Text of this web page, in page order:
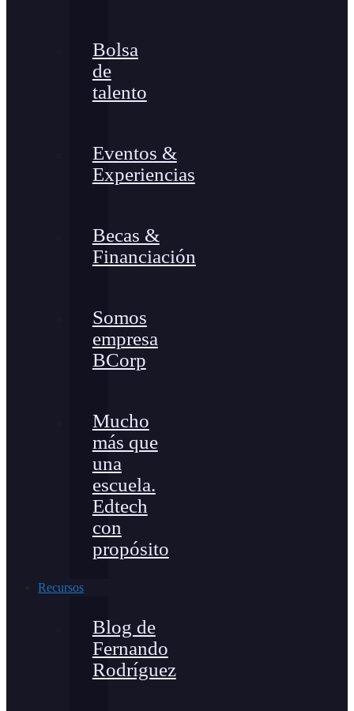
Bolsa
de
talento
Eventos &
Experiencias
Becas &
Financiación
Somos
empresa
BCorp
Mucho
más que
una
escuela.
Edtech
con
propósito
Recursos
Blog de
Fernando
Rodríguez